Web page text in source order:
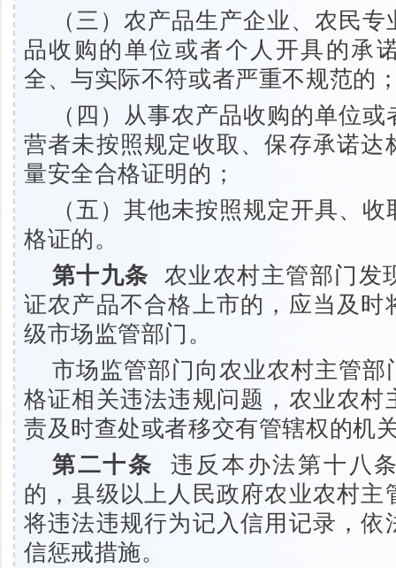
（三）农产品生产企业、农民
品收购的单位或者个人开具的承
全、与实际不符或者严重不规范的
（四）从事农产品收购的单位
营者未按照规定收取、保存承诺达
量安全合格证明的；
（五）其他未按照规定开具、
格证的。
第十九条 农业农村主管部门发
证农产品不合格上市的，应当及时
级市场监管部门。
市场监管部门向农业农村主管
格证相关违法违规问题，农业农村
责及时查处或者移交有管辖权的机
第二十条 违反本办法第十八
的，县级以上人民政府农业农村主
将违法违规行为记入信用记录，依
信惩戒措施。